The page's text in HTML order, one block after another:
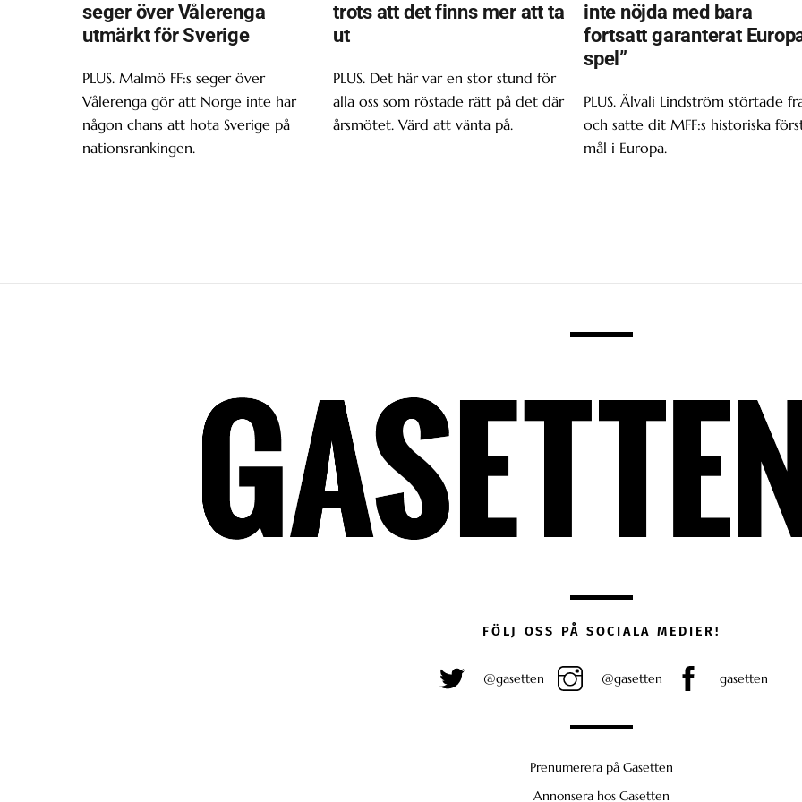
seger över Vålerenga
utmärkt för Sverige
PLUS. Malmö FF:s seger över
Vålerenga gör att Norge inte har
någon chans att hota Sverige på
nationsrankingen.
trots att det finns mer att ta
ut
PLUS. Det här var en stor stund för
alla oss som röstade rätt på det där
årsmötet. Värd att vänta på.
inte nöjda med bara
fortsatt garanterat
spel”
PLUS. Älvali Lindström störtade
och satte dit MFF:s historiska
mål i Europa.
FÖLJ OSS PÅ SOCIALA MEDIER!
@gasetten @gasetten gasetten
Prenumerera på Gasetten
Annonsera hos Gasetten